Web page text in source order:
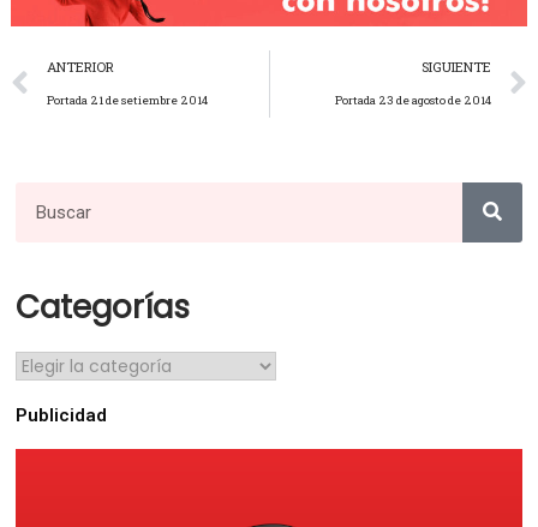
ANTERIOR
Portada 21 de setiembre 2014
SIGUIENTE
Portada 23 de agosto de 2014
Categorías
Publicidad